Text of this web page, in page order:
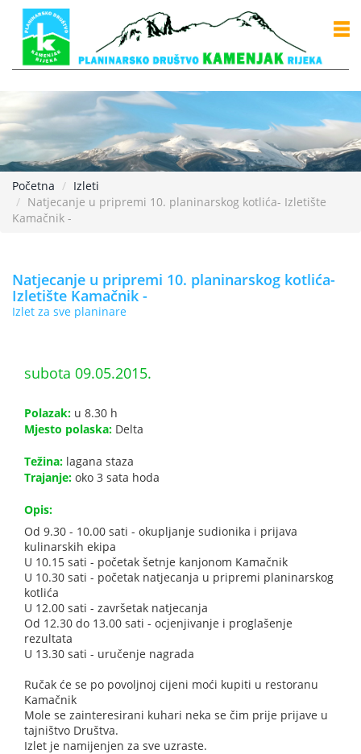
Početna
Izleti
Natjecanje u pripremi 10. planinarskog kotlića- Izletište
Kamačnik -
Natjecanje u pripremi 10. planinarskog kotlića-
Izletište Kamačnik -
Izlet za sve planinare
subota 09.05.2015.
Polazak: u 8.30 h
Mjesto polaska: Delta
Težina: lagana staza
Trajanje: oko 3 sata hoda
Opis:
Od 9.30 - 10.00 sati - okupljanje sudionika i prijava
kulinarskih ekipa
U 10.15 sati - početak šetnje kanjonom Kamačnik
U 10.30 sati - početak natjecanja u pripremi planinarskog
kotlića
U 12.00 sati - završetak natjecanja
Od 12.30 do 13.00 sati - ocjenjivanje i proglašenje
rezultata
U 13.30 sati - uručenje nagrada
Ručak će se po povoljnoj cijeni moći kupiti u restoranu
Kamačnik
Mole se zainteresirani kuhari neka se čim prije prijave u
tajništvo Društva.
Izlet je namijenjen za sve uzraste.